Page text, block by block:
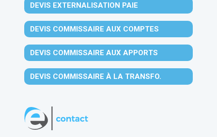
DEVIS EXTERNALISATION PAIE
DEVIS COMMISSAIRE AUX COMPTES
DEVIS COMMISSAIRE AUX APPORTS
DEVIS COMMISSAIRE À LA TRANSFO.